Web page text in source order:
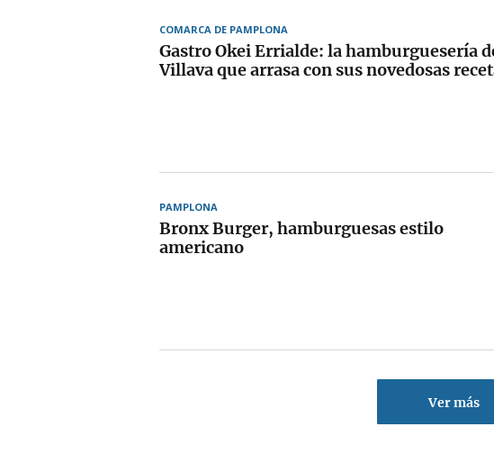
COMARCA DE PAMPLONA
Gastro Okei Errialde: la hamburguesería
Villava que arrasa con sus novedosas
PAMPLONA
Bronx Burger, hamburguesas estilo
americano
Ver más